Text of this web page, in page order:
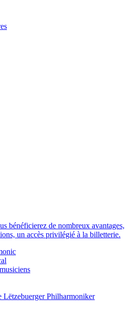
bénéficierez de nombreux avantages,
un accès privilégié à la billetterie.
Lëtzebuerger Philharmoniker